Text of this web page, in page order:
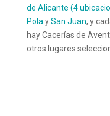
de Alicante (4
Pola ySan Juan, y
hay Cacerías de
otros lugares